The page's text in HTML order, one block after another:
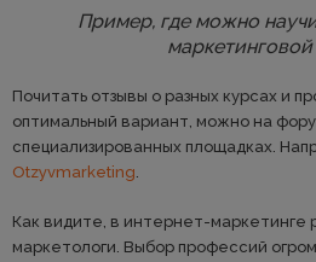
Пример, где можно
Почитать отзывы о разных курсах и
оптимальный вариант, можно на
специализированных площадках.
Otzyvmarketing.
Как видите, в интернет-маркетинге
маркетологи. Выбор профессий